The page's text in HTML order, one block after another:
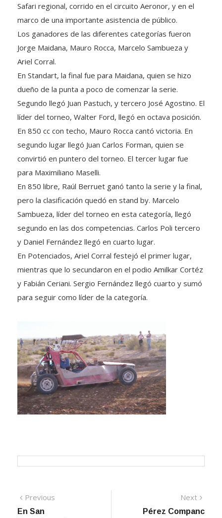
Safari regional, corrido en el circuito Aeronor, y en el
marco de una importante asistencia de público.
Los ganadores de las diferentes categorías fueron
Jorge Maidana, Mauro Rocca, Marcelo Sambueza y
Ariel Corral.
En Standart, la final fue para Maidana, quien se hizo
dueño de la punta a poco de comenzar la serie.
Segundo llegó Juan Pastuch, y tercero José Agostino. El
líder del torneo, Walter Ford, llegó en octava posición.
En 850 cc con techo, Mauro Rocca cantó victoria. En
segundo lugar llegó Juan Carlos Forman, quien se
convirtió en puntero del torneo. El tercer lugar fue
para Maximiliano Maselli.
En 850 libre, Raúl Berruet ganó tanto la serie y la final,
pero la clasificación quedó en stand by. Marcelo
Sambueza, líder del torneo en esta categoría, llegó
segundo en las dos competencias. Carlos Poli tercero
y Daniel Fernández llegó en cuarto lugar.
En Potenciados, Ariel Corral festejó el primer lugar,
mientras que lo secundaron en el podio Amilkar Cortéz
y Fabián Ceriani. Sergio Fernández llegó cuarto y sumó
para seguir como líder de la categoría.
Navegación
Previous
En San
Next
post:
Pérez Companc